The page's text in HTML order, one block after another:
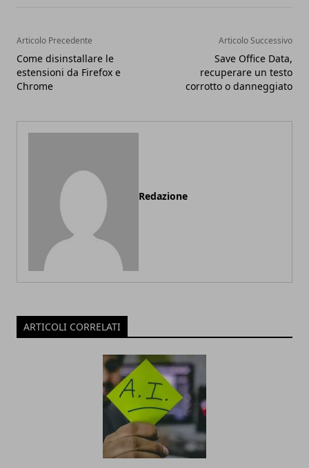
Articolo Precedente
Come disinstallare le
estensioni da Firefox e
Chrome
Articolo Successivo
Save Office Data,
recuperare un testo
corrotto o danneggiato
Redazione
ARTICOLI CORRELATI